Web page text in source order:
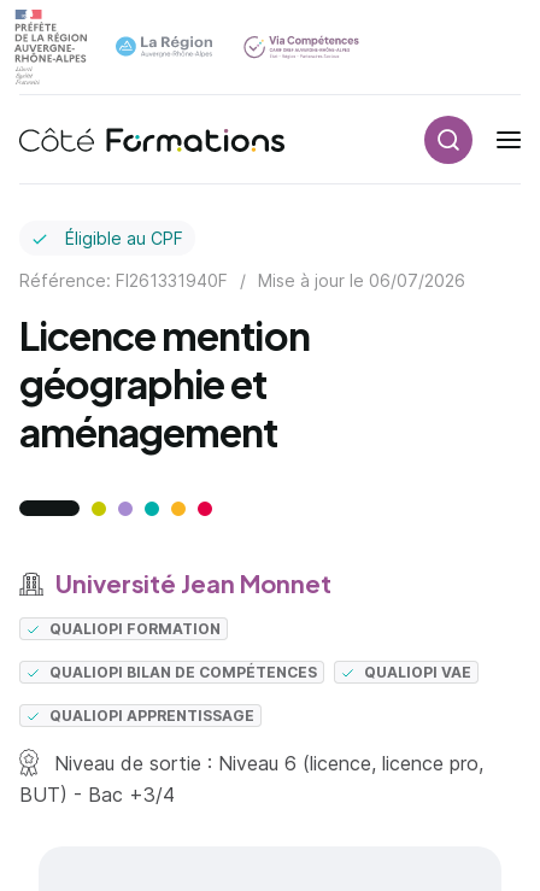
Navigation principale
Éligible au CPF
Référence: FI261331940F / Mise à jour le 06/07/2026
Licence mention
géographie et
aménagement
Université Jean Monnet
QUALIOPI FORMATION
QUALIOPI BILAN DE COMPÉTENCES QUALIOPI VAE
QUALIOPI APPRENTISSAGE
Niveau de sortie : Niveau 6 (licence, licence pro,
BUT) - Bac +3/4